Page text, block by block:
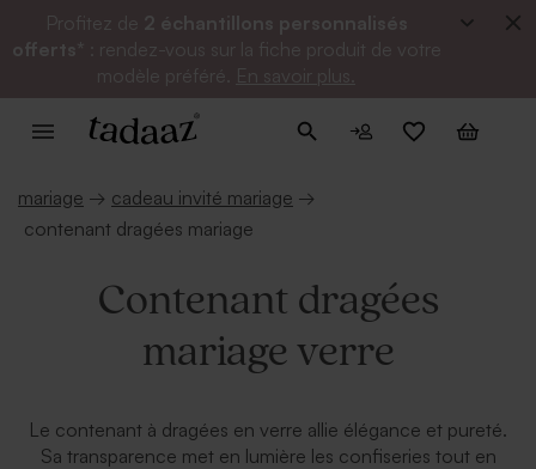
Profitez de 2 échantillons personnalisés
offerts*
: rendez-vous sur la fiche produit de votre
modèle préféré. En savoir plus.
mariage → cadeau invité mariage →
contenant dragées mariage
Contenant dragées
mariage verre
Le contenant à dragées en verre allie élégance et pureté.
Sa transparence met en lumière les confiseries tout en